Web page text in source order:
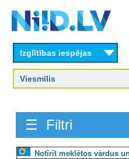
content
Izglītības iespējas
☰ Filtri
Notīrīt meklētos vārdus